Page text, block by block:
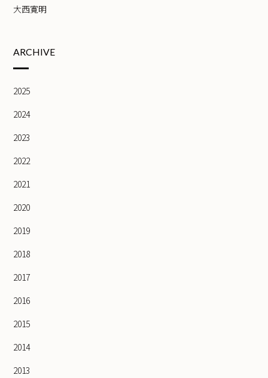
大西寛明
ARCHIVE
2025
2024
2023
2022
2021
2020
2019
2018
2017
2016
2015
2014
2013